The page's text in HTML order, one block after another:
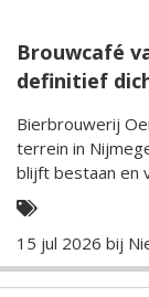
Brouwcafé
definitief
Bierbrouwerij
terrein in
blijft bestaan en
15 jul 2026 bij